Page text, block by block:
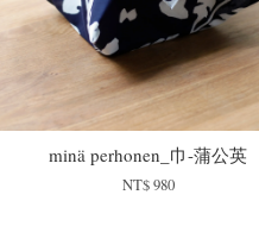
minä perhonen_巾-蒲公英
NT$ 980